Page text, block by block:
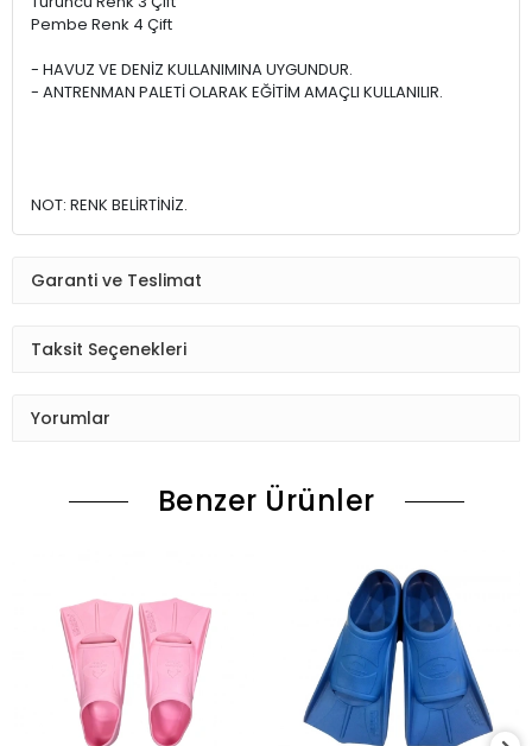
Pembe Renk 4 Çift
- HAVUZ VE DENİZ KULLANIMINA UYGUNDUR.
- ANTRENMAN PALETİ OLARAK EĞİTİM AMAÇLI KULLANILIR.
NOT: RENK BELİRTİNİZ.
Garanti ve Teslimat
Taksit Seçenekleri
Yorumlar
Benzer Ürünler